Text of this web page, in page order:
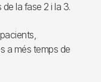
la fase 2 i la 3.
a més temps de